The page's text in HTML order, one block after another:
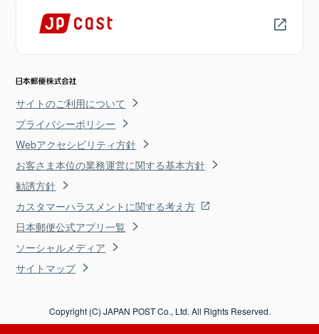
サイトのご利用について
プライバシーポリシー
Webアクセシビリティ方針
お客さま本位の業務運営に関する基本方針
勧誘方針
カスタマーハラスメントに関する考え方
日本郵便公式アプリ一覧
ソーシャルメディア
サイトマップ
Copyright (C) JAPAN POST Co., Ltd. All Rights Reserved.